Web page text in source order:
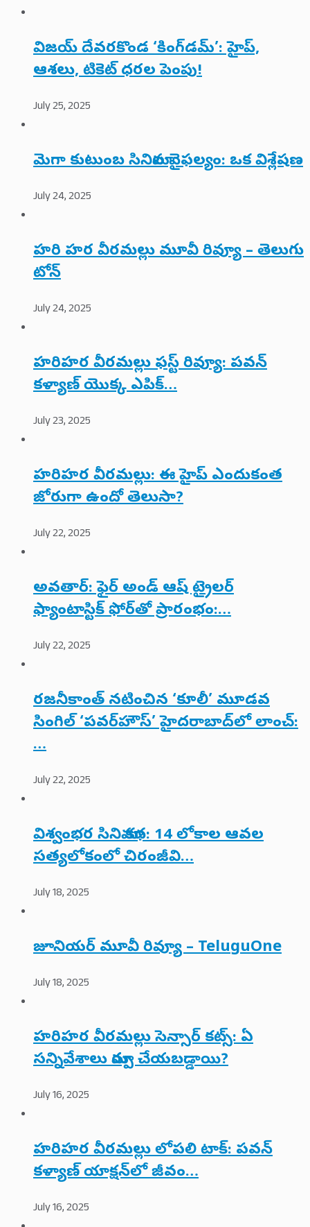
విజయ్ దేవరకొండ ‘కింగ్‌డమ్’: హైప్,
ఆశలు, టికెట్ ధరల పెంపు!
July 25, 2025
మెగా కుటుంబ సినిమాల వైఫల్యం: ఒక విశ్లేషణ
July 24, 2025
హరి హర వీరమల్లు మూవీ రివ్యూ – తెలుగు
టోన్
July 24, 2025
హరిహర వీరమల్లు ఫస్ట్ రివ్యూ: పవన్
కళ్యాణ్ యొక్క ఎపిక్…
July 23, 2025
హరిహర వీరమల్లు: ఈ హైప్ ఎందుకంత
జోరుగా ఉందో తెలుసా?
July 22, 2025
అవతార్: ఫైర్ అండ్ ఆష్ ట్రైలర్
ఫ్యాంటాస్టిక్ ఫోర్‌తో ప్రారంభం:…
July 22, 2025
రజనీకాంత్ నటించిన ‘కూలీ’ మూడవ
సింగిల్ ‘పవర్‌హౌస్’ హైదరాబాద్‌లో లాంచ్:
…
July 22, 2025
విశ్వంభర సినిమా కథ: 14 లోకాల ఆవల
సత్యలోకంలో చిరంజీవి…
July 18, 2025
జూనియర్ మూవీ రివ్యూ – TeluguOne
July 18, 2025
హరిహర వీరమల్లు సెన్సార్ కట్స్: ఏ
సన్నివేశాలు మార్పు చేయబడ్డాయి?
July 16, 2025
హరిహర వీరమల్లు లోపలి టాక్: పవన్
కళ్యాణ్ యాక్షన్‌లో జీవం…
July 16, 2025